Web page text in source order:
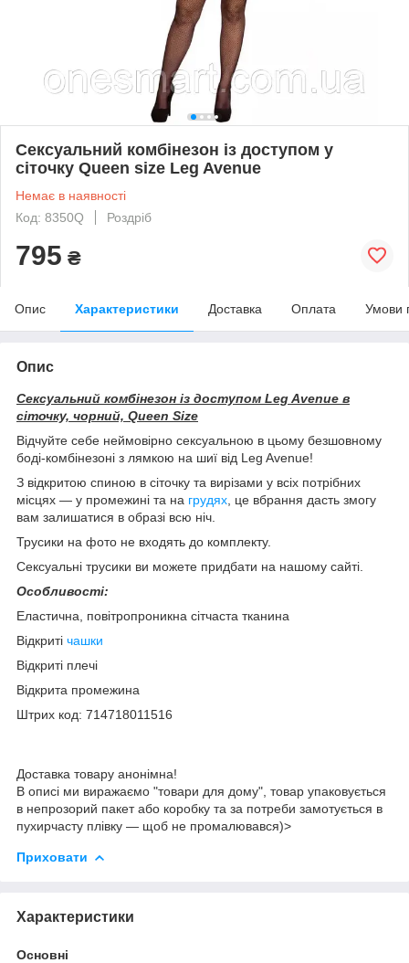
Сексуальний комбінезон із доступом у
сіточку Queen size Leg Avenue
Немає в наявності
Код: 8350Q
Роздріб
795 ₴
Опис Характеристики Доставка Оплата Умови
Опис
Сексуальний комбінезон із доступом Leg Avenue в
сіточку, чорний, Queen Size
Відчуйте себе неймовірно сексуальною в цьому безшовному
боді-комбінезоні з лямкою на шиї від Leg Avenue!
З відкритою спиною в сіточку та вирізами у всіх потрібних
місцях — у промежині та на грудях , це вбрання дасть змогу
вам залишатися в образі всю ніч.
Трусики на фото не входять до комплекту.
Сексуальні трусики ви можете придбати на нашому сайті.
Особливості:
Еластична, повітропроникна сітчаста тканина
Відкриті чашки
Відкриті плечі
Відкрита промежина
Штрих код: 714718011516
Доставка товару анонімна!
В описі ми виражаємо "товари для дому", товар упаковується
в непрозорий пакет або коробку та за потреби замотується в
пухирчасту плівку — щоб не промалювався)>
Приховати
Характеристики
Основні